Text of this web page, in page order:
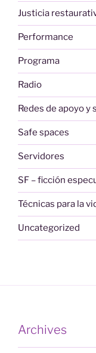
Justicia
Performance
Programa
Radio
Redes de apoyo y
Safe spaces
Servidores
SF – ficción
Técnicas para la
Uncategorized
Archives